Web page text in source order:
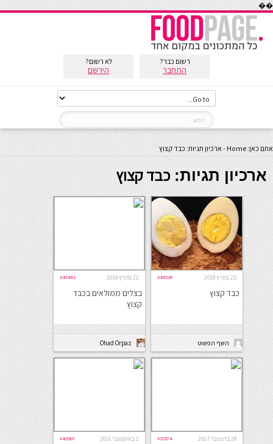
��
רשום כבר?
התחבר
לא רשום?
הירשם
אתם כאן: Home
- ארכיון תגיות: כבד קצוץ
ארכיון תגיות:כבד קצוץ
25 במרץ 2018 #48530
כבד קצוץ
השף הפשוט
22 במרץ 2018 #48461
בצלים ממולאים בכבד
קצוץ
Ohad Orpaz
28 בדצמבר 2017 #37874 2 באוקטובר 2016 #40567